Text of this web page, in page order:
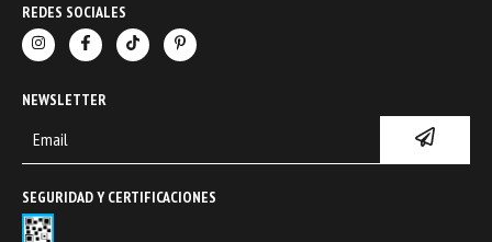
REDES SOCIALES
NEWSLETTER
SEGURIDAD Y CERTIFICACIONES